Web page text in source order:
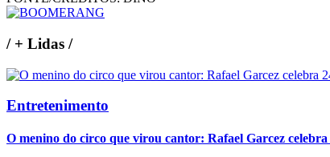
/+ Lidas /
Entretenimento
O menino do circo que virou cantor: Rafael Garcez celebra